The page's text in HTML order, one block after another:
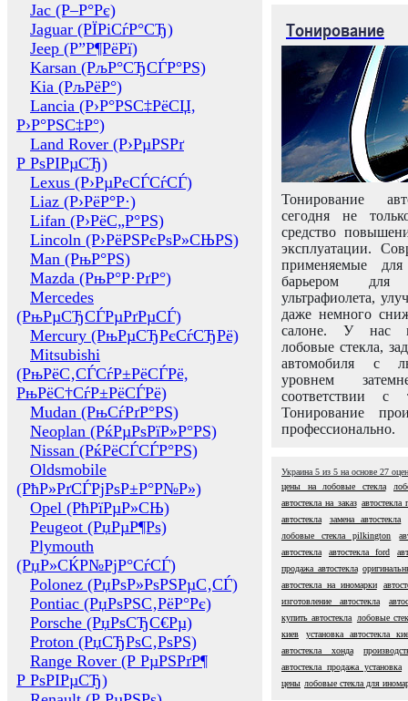
Jac (Р–Р°Рє)
Jaguar (РЇРіСѓР°СЂ)
Jeep (Р”Р¶РёРї)
Karsan (РљР°СЂСЃР°РЅ)
Kia (РљРёР°)
Lancia (Р›Р°РЅС‡РёСЏ,
Р›Р°РЅС‡Р°)
Land Rover (Р›РµРЅРґ
Р РѕРІРµСЂ)
Lexus (Р›РµРєСЃСѓСЃ)
Liaz (Р›РёР°Р·)
Lifan (Р›РёС„Р°РЅ)
Lincoln (Р›РёРЅРєРѕР»СЊРЅ)
Man (РњР°РЅ)
Mazda (РњР°Р·РґР°)
Mercedes
(РњРµСЂСЃРµРґРµСЃ)
Mercury (РњРµСЂРєСѓСЂРё)
Mitsubishi
(РњРёС‚СЃСѓР±РёСЃРё,
РњРёС†СѓР±РёСЃРё)
Mudan (РњСѓРґР°РЅ)
Neoplan (РќРµРѕРїР»Р°РЅ)
Nissan (РќРёСЃСЃР°РЅ)
Oldsmobile
(РћР»РґСЃРјРѕР±Р°Р№Р»)
Opel (РћРїРµР»СЊ)
Peugeot (РџРµР¶Рѕ)
Plymouth
(РџР»СЌР№РјР°СѓСЃ)
Polonez (РџРѕР»РѕРЅРµС‚СЃ)
Pontiac (РџРѕРЅС‚РёР°Рє)
Porsche (РџРѕСЂС€Рµ)
Proton (РџСЂРѕС‚РѕРЅ)
Range Rover (Р РµРЅРґР¶
Р РѕРІРµСЂ)
Тонирование
Тонирование
сегодня не
средство
эксплуатации.
применяемые
барьером для
ультрафиолета,
даже немного
салоне. У нас
лобовые стекла,
автомобиля с
уровнем
соответствии с
Тонирование
профессионально.
Украина 5 из 5 на основе 27
цены на лобовые стекла
автостекла на заказ автостекла
автостекла
замена автостекла
лобовые стекла pilkington
автостекла
автостекла ford
продажа автостекла
автостекла на иномарки
изготовление автостекла
купить автостекла
лобовые
киев
установка автостекла
автостекла хонда
автостекла продажа установка
цены лобовые стекла для